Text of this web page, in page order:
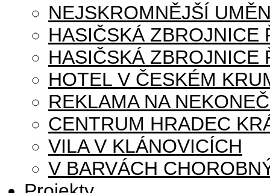
NEJSKROMNĚJŠÍ
HASIČSKÁ ZBROJNICE
HASIČSKÁ ZBROJNICE
HOTEL V ČESKÉM
REKLAMA NA
CENTRUM HRADEC
VILA V KLÁNOVICÍCH
V BARVÁCH